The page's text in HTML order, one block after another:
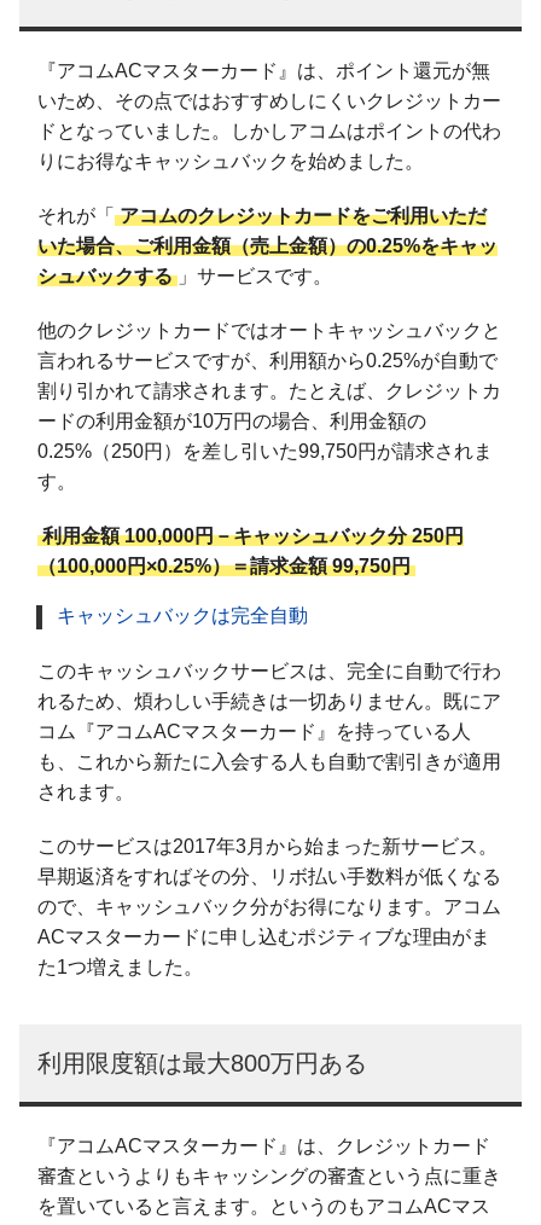
『アコムACマスターカード』は、ポイント還元が無
いため、その点ではおすすめしにくいクレジットカー
ドとなっていました。しかしアコムはポイントの代わ
りにお得なキャッシュバックを始めました。
それが「 アコムのクレジットカードをご利用いただ
いた場合、ご利用金額（売上金額）の0.25%をキャッ
シュバックする 」サービスです。
他のクレジットカードではオートキャッシュバックと
言われるサービスですが、利用額から0.25%が自動で
割り引かれて請求されます。たとえば、クレジットカ
ードの利用金額が10万円の場合、利用金額の
0.25%（250円）を差し引いた99,750円が請求されま
す。
利用金額 100,000円－キャッシュバック分 250円
（100,000円×0.25%）＝請求金額 99,750円
キャッシュバックは完全自動
このキャッシュバックサービスは、完全に自動で行わ
れるため、煩わしい手続きは一切ありません。既にア
コム『アコムACマスターカード』を持っている人
も、これから新たに入会する人も自動で割引きが適用
されます。
このサービスは2017年3月から始まった新サービス。
早期返済をすればその分、リボ払い手数料が低くなる
ので、キャッシュバック分がお得になります。アコム
ACマスターカードに申し込むポジティブな理由がま
た1つ増えました。
利用限度額は最大800万円ある
『アコムACマスターカード』は、クレジットカード
審査というよりもキャッシングの審査という点に重き
を置いていると言えます。というのもアコムACマス